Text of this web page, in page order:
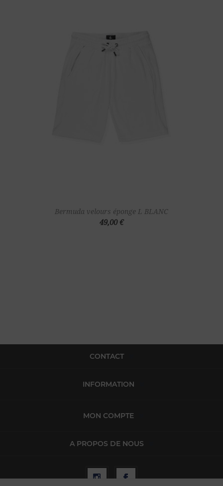
Bermuda velours éponge L BLANC
49,00 €
CONTACT
INFORMATION
MON COMPTE
A PROPOS DE NOUS